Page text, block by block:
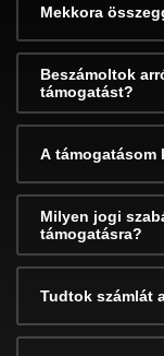
Mekkora
Beszámoltok
támogatást?
A támogatásom
Milyen jogi
támogatásra?
Tudtok számlát